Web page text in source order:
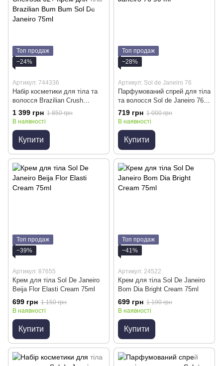
Топ продаж
−24%
Артикул: 744336
Набір косметики для тіла та
волосся Brazilian Crush
Cheirosa 62+ Крем для тіла
Brazilian Bum Bum Sol De
1 399 грн 1 850 грн
В наявності
Купити
Топ продаж
−28%
Артикул: Sol de Janeiro 76
Парфумований спрей для тіла
та волосся Sol de Janeiro 76
90 ml
719 грн 1 000 грн
В наявності
Купити
Топ продаж
−39%
Артикул: 87655
Крем для тіла Sol De Janeiro
Beija Flor Elasti Cream 75ml
699 грн 1 150 грн
В наявності
Купити
Топ продаж
−41%
Артикул: 24522
Крем для тіла Sol De Janeiro
Bom Dia Bright Cream 75ml
699 грн 1 190 грн
В наявності
Купити